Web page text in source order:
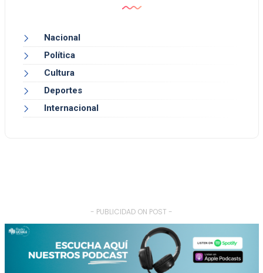
Nacional
Política
Cultura
Deportes
Internacional
- PUBLICIDAD ON POST -